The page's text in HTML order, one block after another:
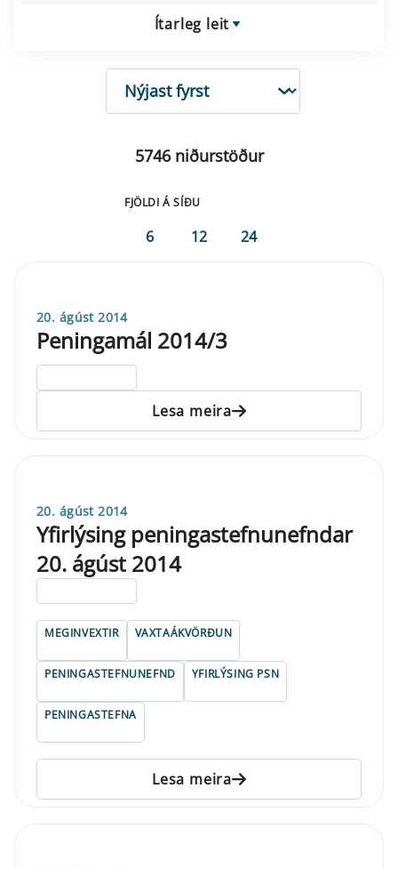
Ítarleg leit
RÖÐUN
5746 niðurstöður
FJÖLDI Á SÍÐU
6 12 24
20. ágúst 2014
Peningamál 2014/3
Lesa meira
20. ágúst 2014
Yfirlýsing peningastefnunefndar
20. ágúst 2014
MEGINVEXTIR VAXTAÁKVÖRÐUN
PENINGASTEFNUNEFND YFIRLÝSING PSN
PENINGASTEFNA
Lesa meira